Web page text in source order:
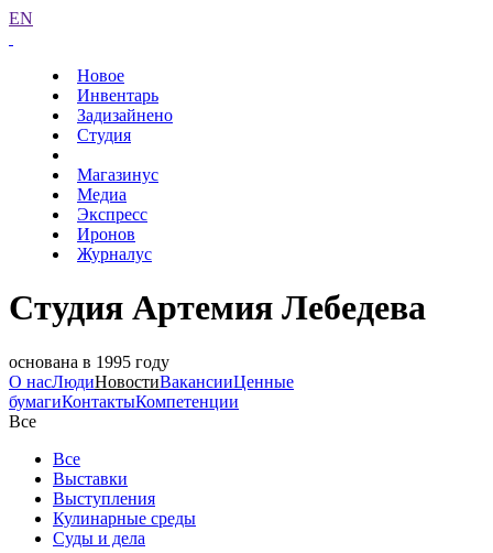
EN
Новое
Инвентарь
Задизайнено
Студия
Магазинус
Медиа
Экспресс
Иронов
Журналус
Студия Артемия Лебедева
основана в 1995 году
О насЛюдиНовостиВакансииЦенные
бумагиКонтактыКомпетенции
Все
Все
Выставки
Выступления
Кулинарные среды
Суды и дела